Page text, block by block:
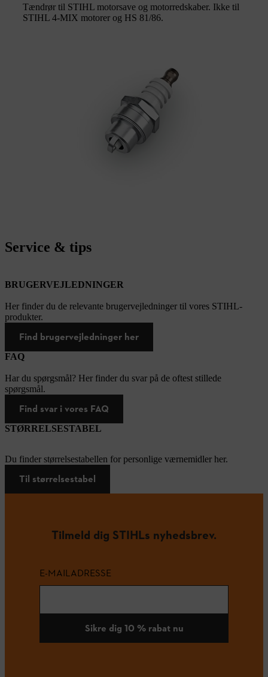
Tændrør til STIHL motorsave og motorredskaber. Ikke til
STIHL 4-MIX motorer og HS 81/86.
Service & tips
BRUGERVEJLEDNINGER
Her finder du de relevante brugervejledninger til vores STIHL-
produkter.
Find brugervejledninger her
FAQ
Har du spørgsmål? Her finder du svar på de oftest stillede
spørgsmål.
Find svar i vores FAQ
STØRRELSESTABEL
Du finder størrelsestabellen for personlige værnemidler her.
Til størrelsestabel
Tilmeld dig STIHLs nyhedsbrev.
E-MAILADRESSE
Sikre dig 10 % rabat nu